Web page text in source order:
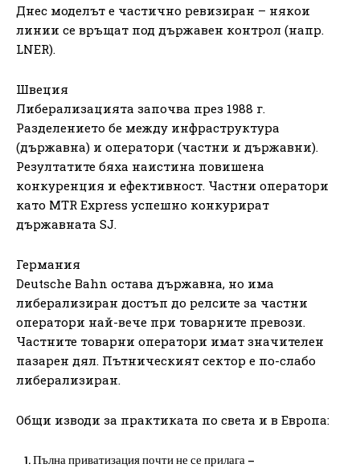
Днес моделът е частично ревизиран – някои
линии се връщат под държавен контрол (напр.
LNER).
Швеция
Либерализацията започва през 1988 г.
Разделението бе между инфраструктура
(държавна) и оператори (частни и държавни).
Резултатите бяха наистина повишена
конкуренция и ефективност. Частни оператори
като MTR Express успешно конкурират
държавната SJ.
Германия
Deutsche Bahn остава държавна, но има
либерализиран достъп до релсите за частни
оператори най-вече при товарните превози.
Частните товарни оператори имат значителен
пазарен дял. Пътническият сектор е по-слабо
либерализиран.
Общи изводи за практиката по света и в Европа:
Пълна приватизация почти не се прилага –